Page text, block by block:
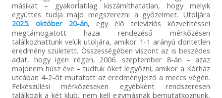
másikat – gyakorlatilag kiszámíthatatlan, hogy melyik
együttes tudja majd megszerezni a győzelmet. Utoljára
2025. október 20-án, egy élő televíziós közvetítéssel
megtámogatott hazai rendezésű mérkőzésen
találkozhattunk velük utoljára, amikor 1-1 arányú döntetlen
eredmény született. Összességében viszont az is beszédes
adat, hogy igen régen, 2006. szeptember 8-án – azaz
majdnem húsz éve – tudtuk őket legyőzni, amikor a Kórház
utcában 4-2-őt mutatott az eredményjelző a meccs végén.
Felkészülési mérkőzéseken egyébként rendszeresen
találkozik a két klub, nem kell egymásnak bemutatkoznunk,